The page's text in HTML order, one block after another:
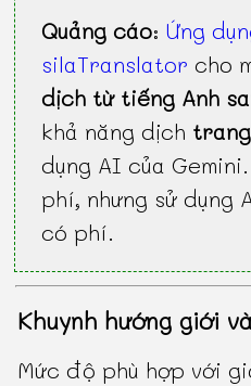
Quảng cáo:Ứng
silaTranslator cho
dịch từ tiếng Anh
khả năng dịch
dụng AI của
phí, nhưng sử dụng
có phí.
Khuynh hướng giới
Mức độ phù hợp với